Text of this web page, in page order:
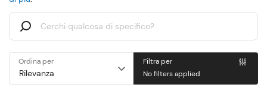
Ordina per
Filtra per
No filters applied